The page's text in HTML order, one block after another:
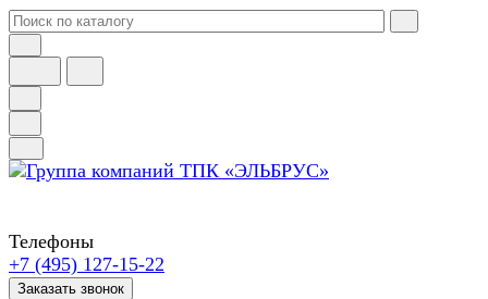
Телефоны
+7 (495) 127-15-22
Заказать звонок